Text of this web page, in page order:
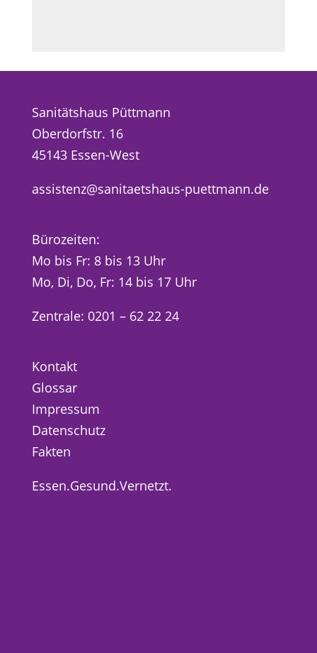
Sanitätshaus Püttmann
Oberdorfstr. 16
45143 Essen-West
assistenz@sanitaetshaus-puettmann.de
Bürozeiten:
Mo bis Fr: 8 bis 13 Uhr
Mo, Di, Do, Fr: 14 bis 17 Uhr
Zentrale: 0201 – 62 22 24
Kontakt
Glossar
Impressum
Datenschutz
Fakten
Essen.Gesund.Vernetzt.